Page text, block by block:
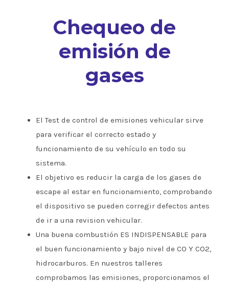
Chequeo de
emisión de
gases
El Test de control de emisiones vehicular sirve
para verificar el correcto estado y
funcionamiento de su vehículo en todo su
sistema.
El objetivo es reducir la carga de los gases de
escape al estar en funcionamiento, comprobando
el dispositivo se pueden corregir defectos antes
de ir a una revision vehicular.
Una buena combustión ES INDISPENSABLE para
el buen funcionamiento y bajo nivel de CO Y CO2,
hidrocarburos. En nuestros talleres
comprobamos las emisiones, proporcionamos el